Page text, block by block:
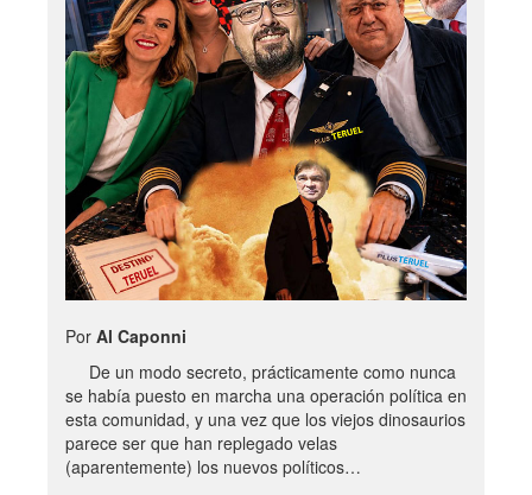
Por Al Caponni
De un modo secreto, prácticamente como nunca
se había puesto en marcha una operación política en
esta comunidad, y una vez que los viejos dinosaurios
parece ser que han replegado velas
(aparentemente) los nuevos políticos…